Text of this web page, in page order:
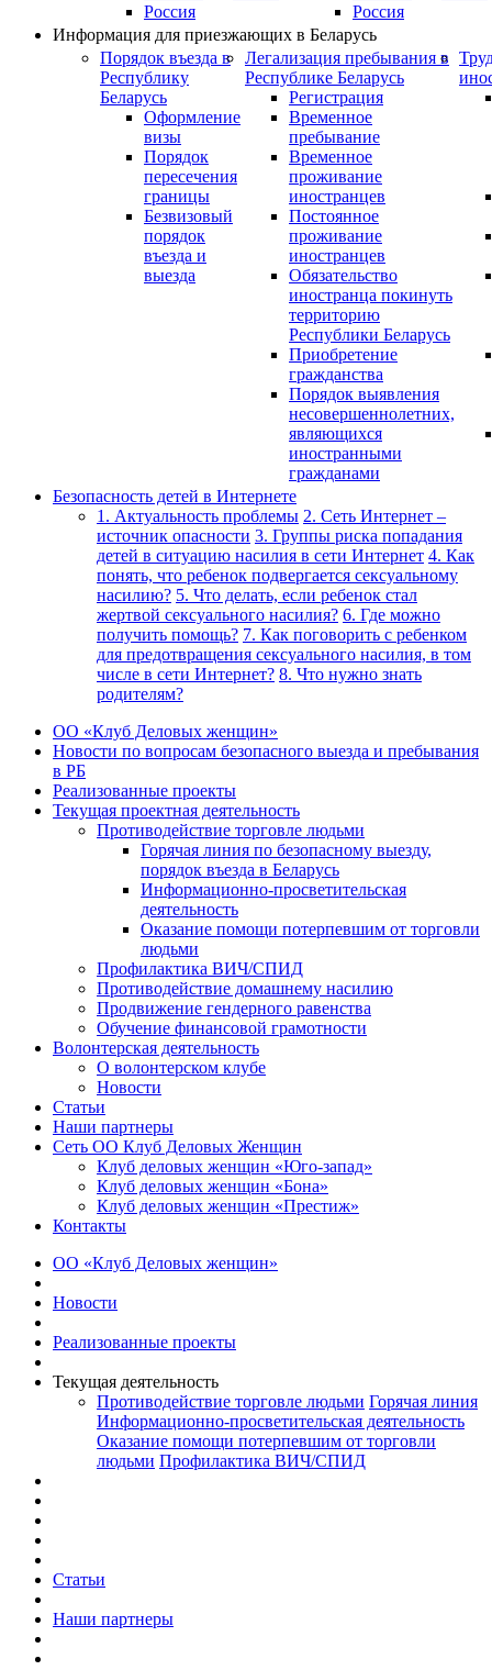
Россия
Россия
Информация для приезжающих в Беларусь
Порядок въезда в
Республику
Беларусь
Оформление
визы
Порядок
пересечения
границы
Безвизовый
порядок
въезда и
выезда
Легализация пребывания в
Республике Беларусь
Регистрация
Временное
пребывание
Временное
проживание
иностранцев
Постоянное
проживание
иностранцев
Обязательство
иностранца покинуть
территорию
Республики Беларусь
Приобретение
гражданства
Порядок выявления
несовершеннолетних,
являющихся
иностранными
гражданами
Безопасность детей в Интернете
1. Актуальность проблемы 2. Сеть Интернет –
источник опасности 3. Группы риска попадания
детей в ситуацию насилия в сети Интернет 4. Как
понять, что ребенок подвергается сексуальному
насилию? 5. Что делать, если ребенок стал
жертвой сексуального насилия? 6. Где можно
получить помощь? 7. Как поговорить с ребенком
для предотвращения сексуального насилия, в том
числе в сети Интернет? 8. Что нужно знать
родителям?
ОО «Клуб Деловых женщин»
Новости по вопросам безопасного выезда и пребывания
в РБ
Реализованные проекты
Текущая проектная деятельность
Противодействие торговле людьми
Горячая линия по безопасному выезду,
порядок въезда в Беларусь
Информационно-просветительская
деятельность
Оказание помощи потерпевшим от торговли
людьми
Профилактика ВИЧ/СПИД
Противодействие домашнему насилию
Продвижение гендерного равенства
Обучение финансовой грамотности
Волонтерская деятельность
О волонтерском клубе
Новости
Статьи
Наши партнеры
Сеть ОО Клуб Деловых Женщин
Клуб деловых женщин «Юго-запад»
Клуб деловых женщин «Бона»
Клуб деловых женщин «Престиж»
Контакты
ОО «Клуб Деловых женщин»
Новости
Реализованные проекты
Текущая деятельность
Противодействие торговле людьми Горячая линия
Информационно-просветительская деятельность
Оказание помощи потерпевшим от торговли
людьми Профилактика ВИЧ/СПИД
Статьи
Наши партнеры